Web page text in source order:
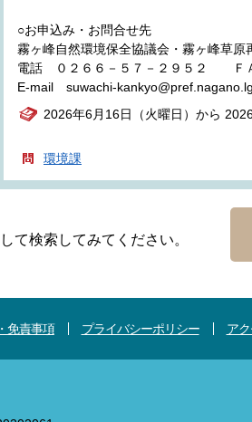
○お申込み・お問合せ先
霧ヶ峰自然環境保全協議会・霧ヶ峰草原
電話 ０２６６－５７－２９５２ Ｆ
E-mail suwachi-
2026年6月16日（火曜日）から
環境課
て検索してみてください。
免責事項 プライバシーポリシー ア